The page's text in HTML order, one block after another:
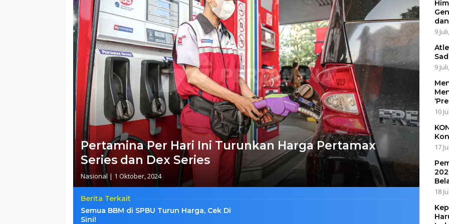
Pertamina Per Hari Ini Turunkan Harga Pertamax
Series dan Dex Series
Nasional| 1 Oktober, 2024
Berita Terkait
Semua BBM di SPBU Turun Harga, Cek Di
Sini!
9
9
10
17
18